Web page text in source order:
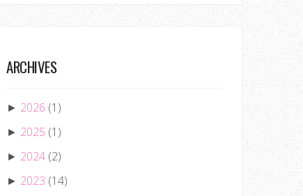
ARCHIVES
► 2026 (1)
► 2025 (1)
► 2024 (2)
► 2023 (14)